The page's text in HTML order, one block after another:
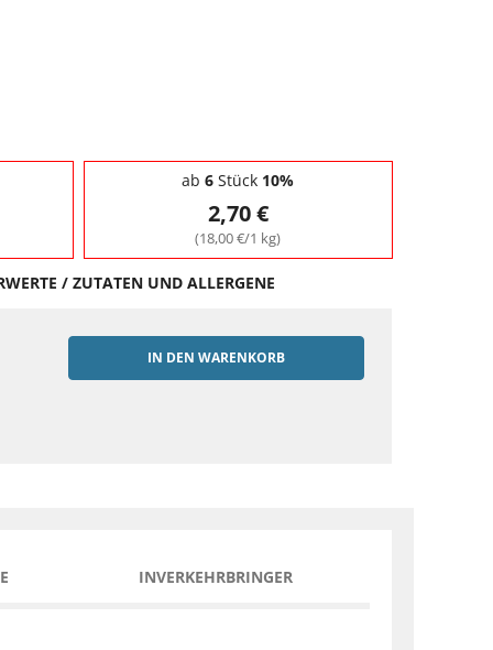
ab 6 Stück 10%
2,70 €
(18,00 €/1 kg)
/ ZUTATEN UND ALLERGENE
IN DEN WARENKORB
INVERKEHRBRINGER